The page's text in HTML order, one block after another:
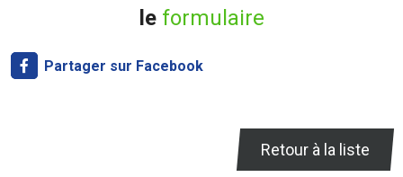
le formulaire
Partager sur Facebook
Retour à la liste